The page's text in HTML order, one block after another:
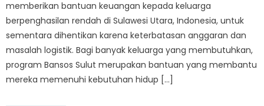
memberikan bantuan keuangan kepada keluarga
berpenghasilan rendah di Sulawesi Utara, Indonesia, untuk
sementara dihentikan karena keterbatasan anggaran dan
masalah logistik. Bagi banyak keluarga yang membutuhkan,
program Bansos Sulut merupakan bantuan yang membantu
mereka memenuhi kebutuhan hidup […]